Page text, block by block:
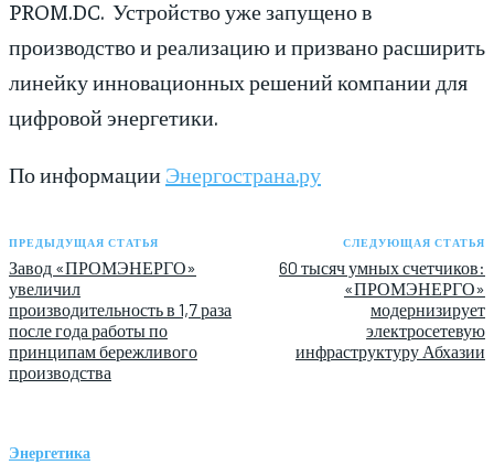
PROM.DC. Устройство уже запущено в
производство и реализацию и призвано расширить
линейку инновационных решений компании для
цифровой энергетики.
По информации Энергострана.ру
ПРЕДЫДУЩАЯ СТАТЬЯ
Завод «ПРОМЭНЕРГО»
увеличил
производительность в 1,7 раза
после года работы по
принципам бережливого
производства
СЛЕДУЮЩАЯ СТАТЬЯ
60 тысяч умных счетчиков:
«ПРОМЭНЕРГО»
модернизирует
электросетевую
инфраструктуру Абхазии
Энергетика